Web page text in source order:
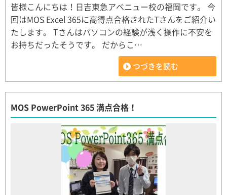
皆様こんにちは！日吉東急アベニュー校の福岡です。 今
回はMOS Excel 365に高得点合格されたTさんをご紹介い
たします。 Tさんはパソコンの経験が浅く操作に不安を
お持ちだったそうです。 だからこ…
つづきを読む
MOS PowerPoint 365 満点合格！